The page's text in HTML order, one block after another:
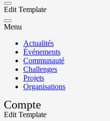
Edit Template
Menu
Actualités
Événements
Communauté
Challenges
Projets
Organisations
Compte
Edit Template